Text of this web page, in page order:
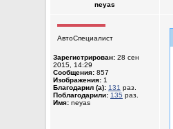
neyas
АвтоСпециалист
Зарегистрирован: 28 сен
2015, 14:29
Сообщения: 857
Изображения: 1
Благодарил (а): 131 раз.
Поблагодарили: 135 раз.
Имя: neyas